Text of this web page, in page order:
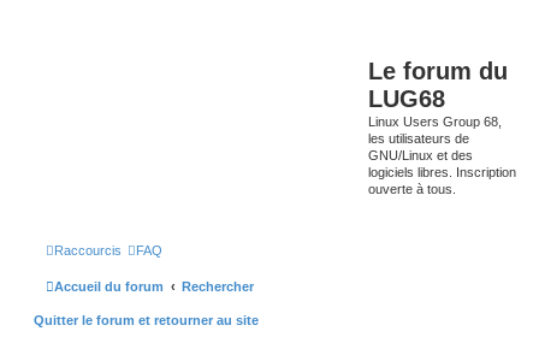
Le forum du
LUG68
Linux Users Group 68,
les utilisateurs de
GNU/Linux et des
logiciels libres. Inscription
ouverte à tous.
Raccourcis FAQ
Accueil du forum Rechercher
Quitter le forum et retourner au site